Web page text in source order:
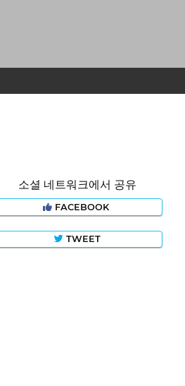
소셜 네트워크에서 공유
FACEBOOK
TWEET